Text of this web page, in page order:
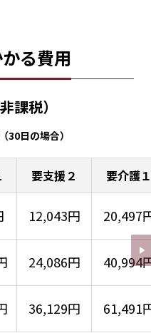
る費用
課税）
日の場合）
要支援２ 要介護１
12,043円 20,497
24,086円 40,994
36,129円 61,491